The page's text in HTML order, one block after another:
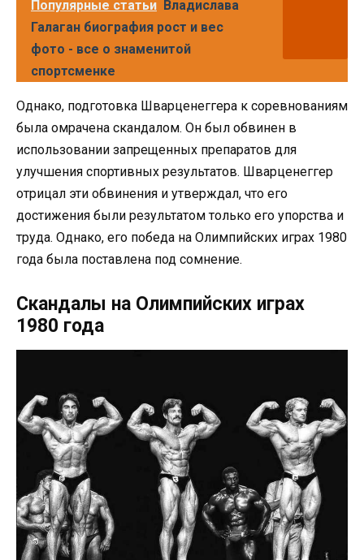
Популярные статьи Владислава
Галаган биография рост и вес
фото - все о знаменитой
спортсменке
Однако, подготовка Шварценеггера к соревнованиям
была омрачена скандалом. Он был обвинен в
использовании запрещенных препаратов для
улучшения спортивных результатов. Шварценеггер
отрицал эти обвинения и утверждал, что его
достижения были результатом только его упорства и
труда. Однако, его победа на Олимпийских играх 1980
года была поставлена под сомнение.
Скандалы на Олимпийских играх
1980 года